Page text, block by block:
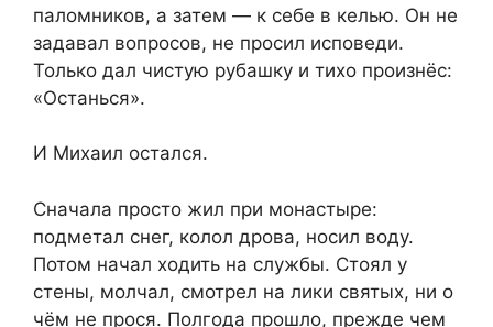
паломников, а затем — к себе в келью. Он не
задавал вопросов, не просил исповеди.
Только дал чистую рубашку и тихо произнёс:
«Останься».
И Михаил остался.
Сначала просто жил при монастыре:
подметал снег, колол дрова, носил воду.
Потом начал ходить на службы. Стоял у
стены, молчал, смотрел на лики святых, ни о
чём не прося. Полгода прошло, прежде чем